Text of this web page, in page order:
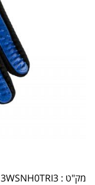
מק"ט : 3WSNH0TRI3